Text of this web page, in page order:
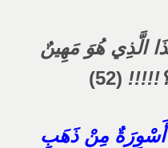
الَّذِي هُوَ مَهِينٌ
(52)
مِنْ ذَهَبٍ